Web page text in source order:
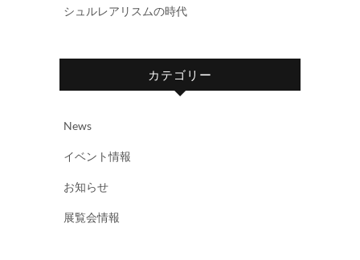
シュルレアリスムの時代
カテゴリー
News
イベント情報
お知らせ
展覧会情報